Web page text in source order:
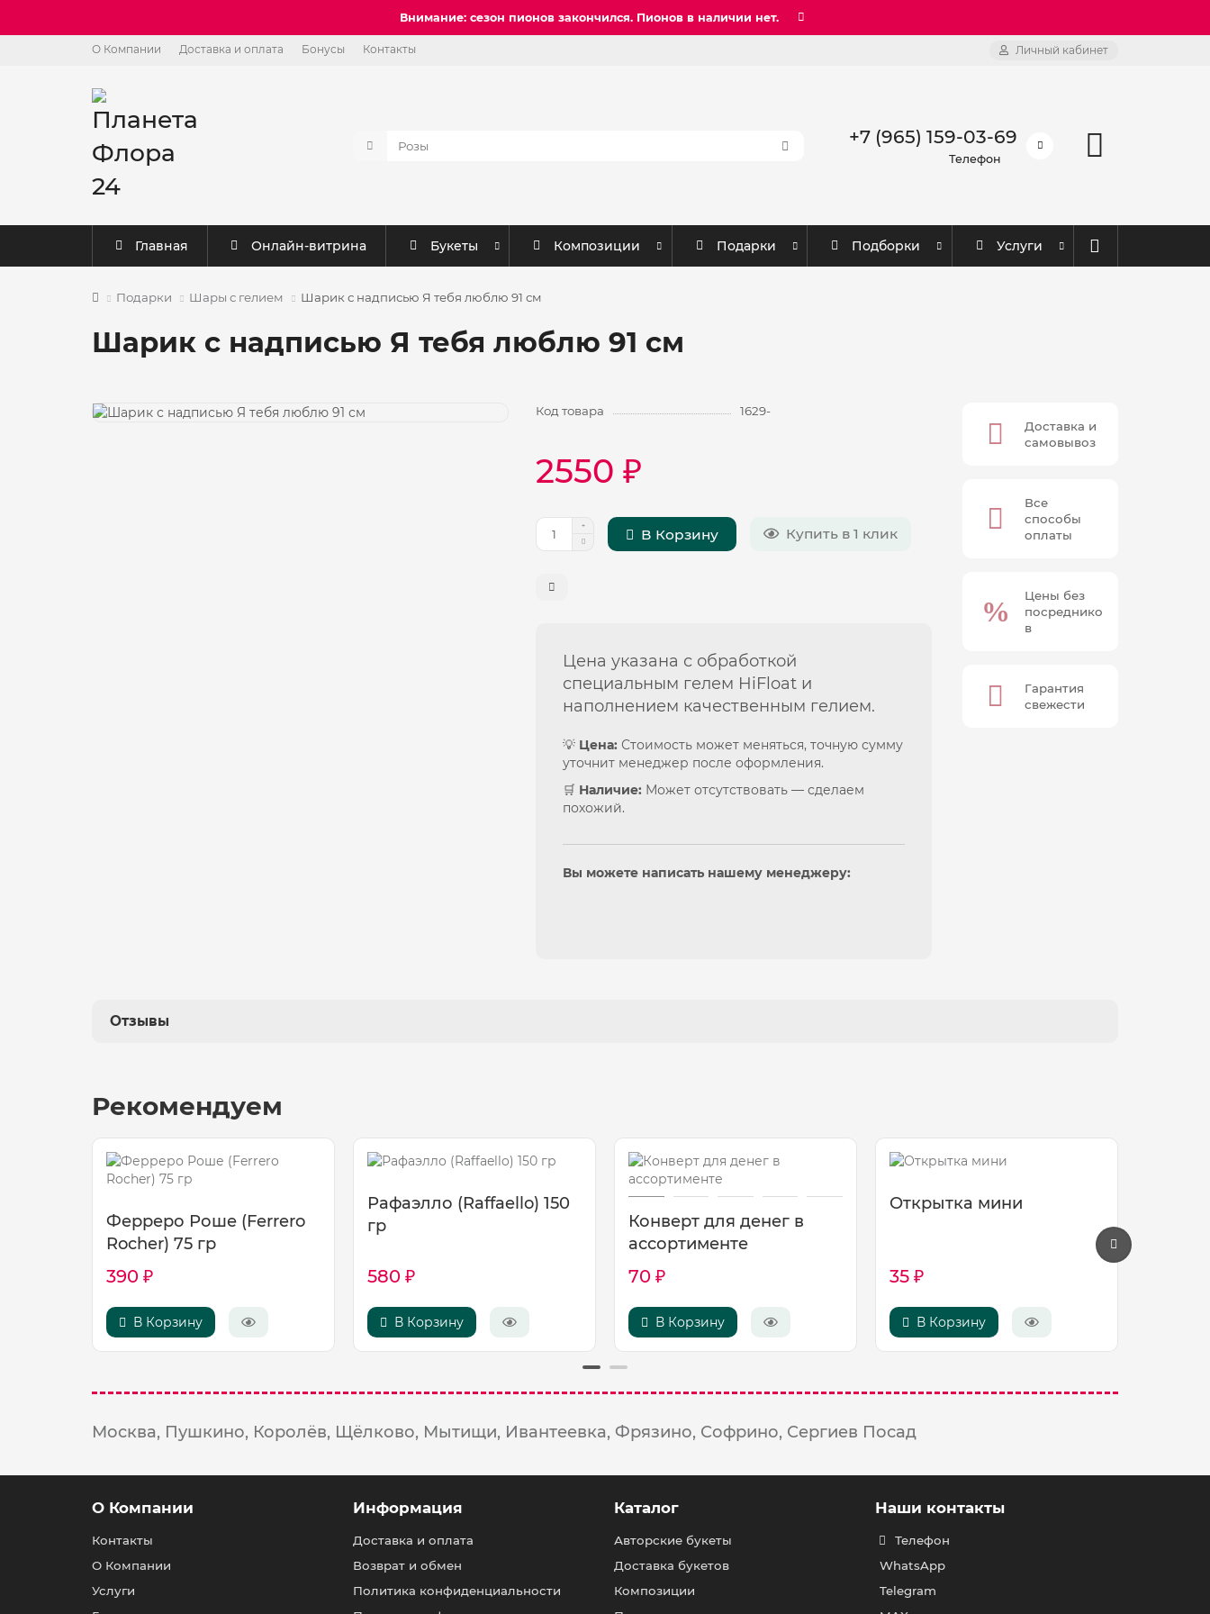
Внимание: сезон пионов закончился. Пионов в наличии нет.
О Компании Доставка и оплата Бонусы Контакты Личный кабинет
+7 (965) 159-03-69
Телефон
Главная Онлайн-витрина Букеты Композиции Подарки Подборки Услуги
Подарки Шары с гелием Шарик с надписью Я тебя люблю 91 см
Шарик с надписью Я тебя люблю 91 см
Код товара 1629-
2550 ₽
В Корзину Купить в 1 клик
Цена указана с обработкой
специальным гелем HiFloat и
наполнением качественным гелием.
💡 Цена: Стоимость может меняться, точную сумму
уточнит менеджер после оформления.
🛒 Наличие: Может отсутствовать — сделаем
похожий.
Вы можете написать нашему менеджеру:
Доставка и
самовывоз
Все
способы
оплаты
Цены без
посреднико
в
Гарантия
свежести
Отзывы
Рекомендуем
Ферреро Роше (Ferrero
Rocher) 75 гр
390 ₽
В Корзину
Рафаэлло (Raffaello) 150
гр
580 ₽
В Корзину
Конверт для денег в
ассортименте
70 ₽
В Корзину
Открытка мини
35 ₽
В Корзину
Москва, Пушкино, Королёв, Щёлково, Мытищи, Ивантеевка, Фрязино, Софрино, Сергиев Посад
О Компании
Контакты
О Компании
Услуги
Информация
Доставка и оплата
Возврат и обмен
Политика конфиденциальности
Каталог
Авторские букеты
Доставка букетов
Композиции
Наши контакты
Телефон
WhatsApp
Telegram